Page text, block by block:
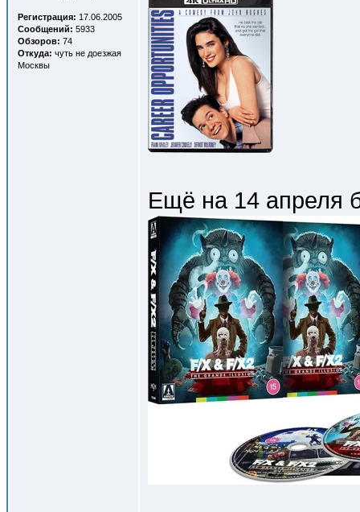
Регистрация: 17.06.2005
Сообщений: 5933
Обзоров: 74
Откуда: чуть не доезжая
Москвы
Ещё на 14 апреля